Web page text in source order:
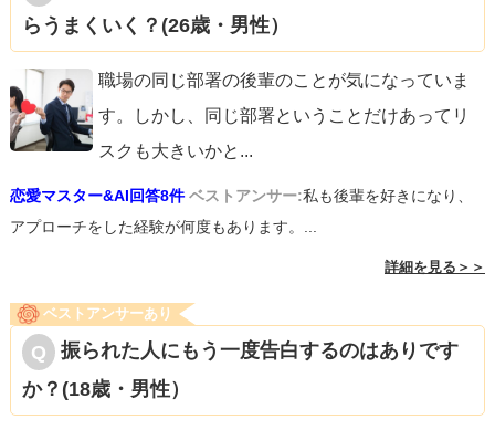
らうまくいく？(26歳・男性）
職場の同じ部署の後輩のことが気になっていま
す。しかし、同じ部署ということだけあってリ
スクも大きいかと ...
恋愛マスター&AI回答8件 ベストアンサー:私も後輩を好きになり、
アプローチをした経験が何度もあります。...
詳細を見る＞＞
ベストアンサーあり
振られた人にもう一度告白するのはありです
か？(18歳・男性）